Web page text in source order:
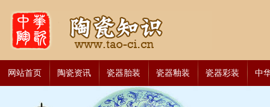
网站首页 陶瓷资讯 瓷器胎装 瓷器釉装 瓷器彩装 中